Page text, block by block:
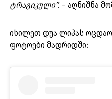
ტრაგიკული”.– აღნიშნა
იხილეთ დუა ლიპას
ფოტოები მადრიდში: